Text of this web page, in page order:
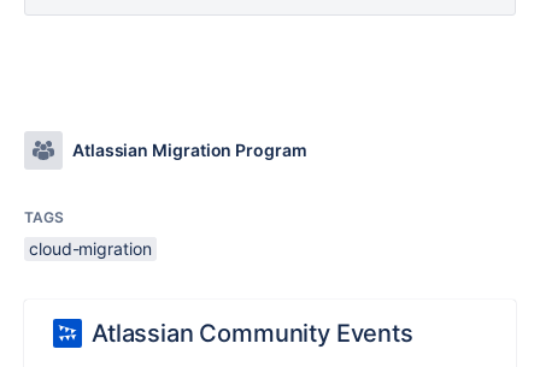
Atlassian Migration Program
TAGS
cloud-migration
Atlassian Community Events